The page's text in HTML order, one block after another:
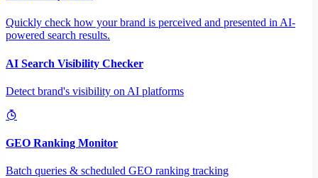
Quickly check how your brand is perceived and presented in AI-
powered search results.
AI Search Visibility Checker
Detect brand's visibility on AI platforms
GEO Ranking Monitor
Batch queries & scheduled GEO ranking tracking